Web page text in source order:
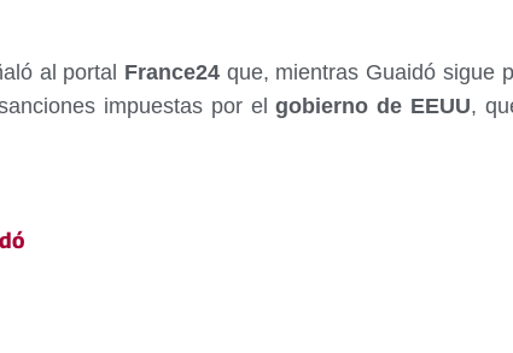
al portal France24que, mientras Guaidó sigue
impuestas por elgobierno de EEUU,